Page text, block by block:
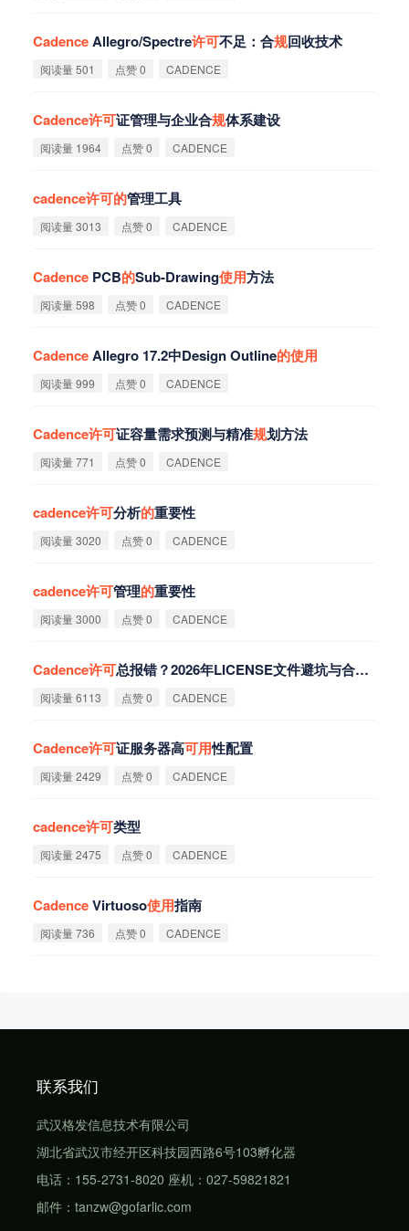
CadenceAllegro/Spectre许可不足：合规回收技术
阅读量 501 点赞 0 CADENCE
Cadence许可证管理与企业合规体系建设
阅读量 1964 点赞 0 CADENCE
cadence许可的管理工具
阅读量 3013 点赞 0 CADENCE
Cadence PCB的Sub-Drawing使用方法
阅读量 598 点赞 0 CADENCE
CadenceAllegro 17.2中Design Outline的使用
阅读量 999 点赞 0 CADENCE
Cadence许可证容量需求预测与精准规划方法
阅读量 771 点赞 0 CADENCE
cadence许可分析的重要性
阅读量 3020 点赞 0 CADENCE
cadence许可管理的重要性
阅读量 3000 点赞 0 CADENCE
Cadence许可总报错？2026年LICENSE文件避坑与合规
阅读量 6113 点赞 0 CADENCE
Cadence许可证服务器高可用性配置
阅读量 2429 点赞 0 CADENCE
cadence许可类型
阅读量 2475 点赞 0 CADENCE
CadenceVirtuoso使用指南
阅读量 736 点赞 0 CADENCE
联系我们
武汉格发信息技术有限公司
湖北省武汉市经开区科技园西路6号103孵化器
电话：155-2731-8020 座机：027-59821821
邮件：tanzw@gofarlic.com